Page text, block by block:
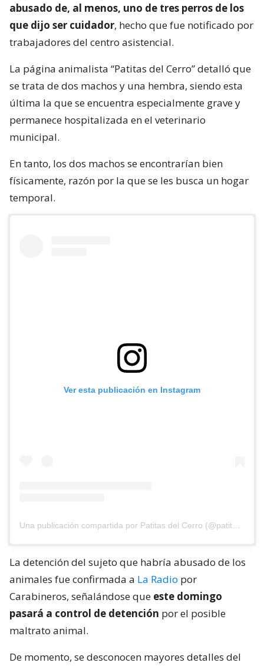
abusado de, al menos, uno de tres perros de los
que dijo ser cuidador, hecho que fue notificado por
trabajadores del centro asistencial.
La página animalista “Patitas del Cerro” detalló que
se trata de dos machos y una hembra, siendo esta
última la que se encuentra especialmente grave y
permanece hospitalizada en el veterinario
municipal.
En tanto, los dos machos se encontrarían bien
físicamente, razón por la que se les busca un hogar
temporal.
Ver esta publicación en Instagram
La detención del sujeto que habría abusado de los
animales fue confirmada a La Radio por
Carabineros, señalándose que este domingo
pasará a control de detención por el posible
maltrato animal.
De momento, se desconocen mayores detalles del